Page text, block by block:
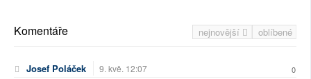
nejnovější oblíbené
Komentáře
Josef Poláček 9. kvě. 12:07 0